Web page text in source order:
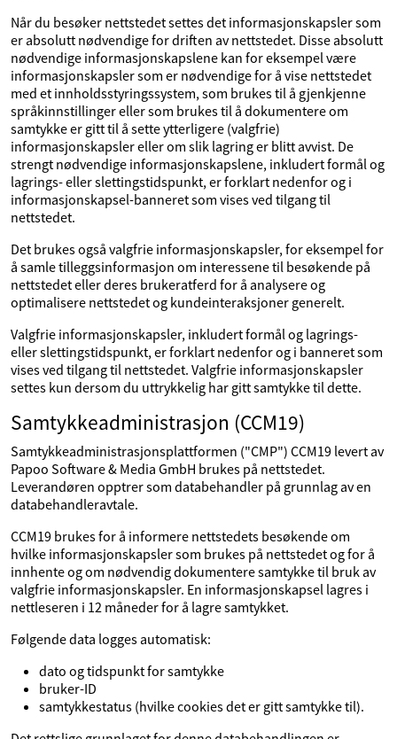
Når du besøker nettstedet settes det informasjonskapsler som
er absolutt nødvendige for driften av nettstedet. Disse absolutt
nødvendige informasjonskapslene kan for eksempel være
informasjonskapsler som er nødvendige for å vise nettstedet
med et innholdsstyringssystem, som brukes til å gjenkjenne
språkinnstillinger eller som brukes til å dokumentere om
samtykke er gitt til å sette ytterligere (valgfrie)
informasjonskapsler eller om slik lagring er blitt avvist. De
strengt nødvendige informasjonskapslene, inkludert formål og
lagrings- eller slettingstidspunkt, er forklart nedenfor og i
informasjonskapsel-banneret som vises ved tilgang til
nettstedet.
Det brukes også valgfrie informasjonskapsler, for eksempel for
å samle tilleggsinformasjon om interessene til besøkende på
nettstedet eller deres brukeratferd for å analysere og
optimalisere nettstedet og kundeinteraksjoner generelt.
Valgfrie informasjonskapsler, inkludert formål og lagrings-
eller slettingstidspunkt, er forklart nedenfor og i banneret som
vises ved tilgang til nettstedet. Valgfrie informasjonskapsler
settes kun dersom du uttrykkelig har gitt samtykke til dette.
Samtykkeadministrasjon (CCM19)
Samtykkeadministrasjonsplattformen ("CMP") CCM19 levert av
Papoo Software & Media GmbH brukes på nettstedet.
Leverandøren opptrer som databehandler på grunnlag av en
databehandleravtale.
CCM19 brukes for å informere nettstedets besøkende om
hvilke informasjonskapsler som brukes på nettstedet og for å
innhente og om nødvendig dokumentere samtykke til bruk av
valgfrie informasjonskapsler. En informasjonskapsel lagres i
nettleseren i 12 måneder for å lagre samtykket.
Følgende data logges automatisk:
dato og tidspunkt for samtykke
bruker-ID
samtykkestatus (hvilke cookies det er gitt samtykke til).